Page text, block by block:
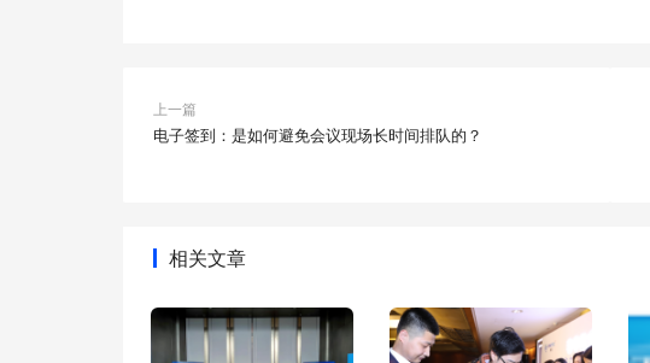
上一篇
电子签到：是如何避免会议现场长时间排队的？
相关文章